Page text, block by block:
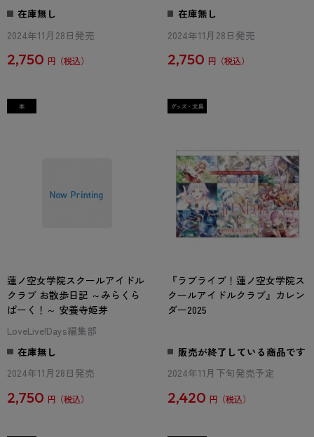
在庫無し
2024年11月28日発売
2,750 円
在庫無し
2024年11月28日発売
2,750 円
蓮ノ空女学院スクールアイドル
クラブ お散歩日記 ～みらくら
ぱーく！～ 安養寺姫芽
LoveLive!Days編集部
在庫無し
2024年11月28日発売
2,750 円
『ラブライブ！蓮ノ空女学院ス
クールアイドルクラブ』カレン
ダー2025
販売が終了している商品です
2024年11月下旬発売予定
2,420 円